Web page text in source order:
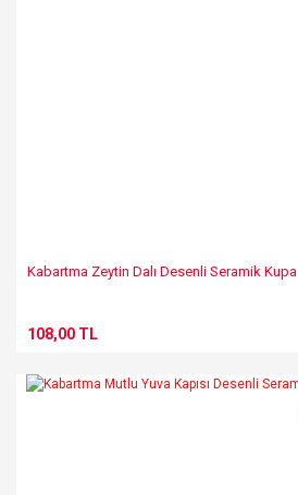
Kabartma Zeytin Dalı Desenli Seramik Kupa
108,00 TL